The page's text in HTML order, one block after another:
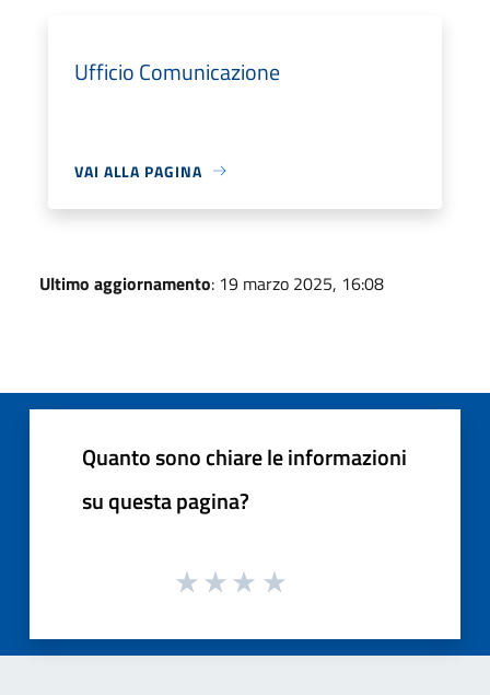
Ufficio Comunicazione
VAI ALLA PAGINA
Ultimo aggiornamento: 19 marzo 2025, 16:08
Quanto sono chiare le informazioni
su questa pagina?